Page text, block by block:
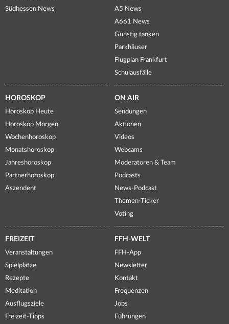
Südhessen News
A5 News
A661 News
Günstig tanken
Parkhäuser
Flugplan Frankfurt
Schulausfälle
HOROSKOP
Horoskop Heute
Horoskop Morgen
Wochenhoroskop
Monatshoroskop
Jahreshoroskop
Partnerhoroskop
Aszendent
ON AIR
Sendungen
Aktionen
Videos
Webcams
Moderatoren & Team
Podcasts
News-Podcast
Themen-Ticker
Voting
FREIZEIT
Veranstaltungen
Spielplätze
Rezepte
Meditation
Ausflugsziele
Freizeit-Tipps
FFH-WELT
FFH-App
Newsletter
Kontakt
Frequenzen
Jobs
Führungen